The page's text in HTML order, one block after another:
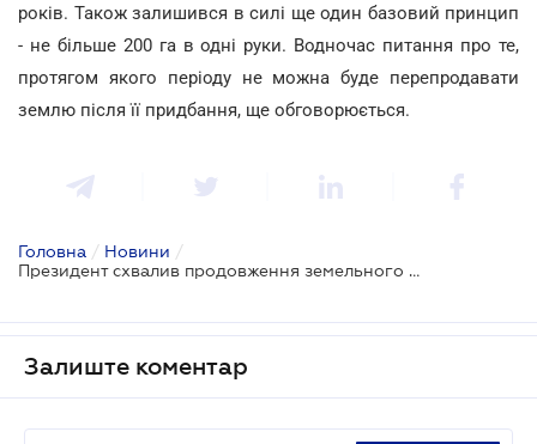
років. Також залишився в силі ще один базовий принцип
- не більше 200 га в одні руки. Водночас питання про те,
протягом якого періоду не можна буде перепродавати
землю після її придбання, ще обговорюється.
Головна / Новини /
Президент схвалив продовження земельного мораторію до 2019 року
Залиште коментар